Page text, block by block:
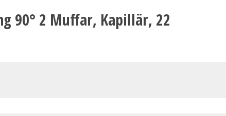
Skarvsladdar, stickproppar
Kläder
90° 2 Muffar, Kapillär, 22